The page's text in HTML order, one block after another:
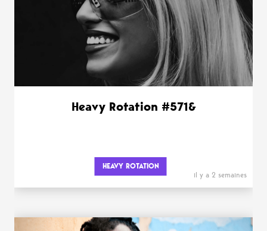
Heavy Rotation #571&
HEAVY ROTATION
il y a 2 semaines